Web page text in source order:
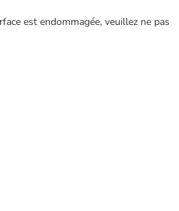
est endommagée, veuillez ne pas